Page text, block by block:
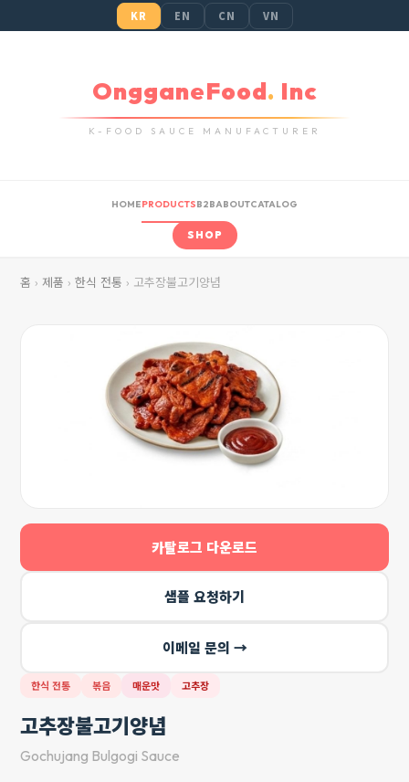
KR EN CN VN
OngganeFood. Inc
K-FOOD SAUCE MANUFACTURER
HOMEPRODUCTSB2BABOUTCATALOG
SHOP
홈 › 제품 ›한식 전통 › 고추장불고기양념
카탈로그 다운로드
샘플 요청하기
이메일 문의 →
한식 전통 볶음 매운맛 고추장
고추장불고기양념
Gochujang Bulgogi Sauce